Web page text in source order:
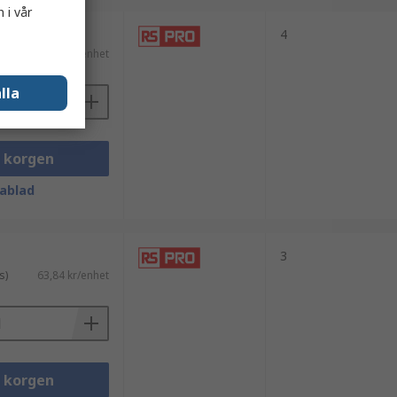
65,18 kr/enhet
korgen
4
63,84 kr/enhet
korgen
3
i vår